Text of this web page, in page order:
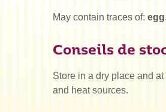
May contain traces of: egg,
Conseils de
Store in a dry place and
and heat sources.